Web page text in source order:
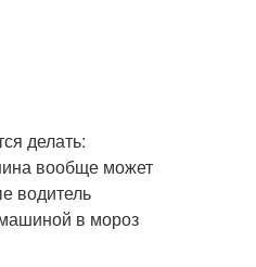
делать:
вообще может
водитель
в мороз